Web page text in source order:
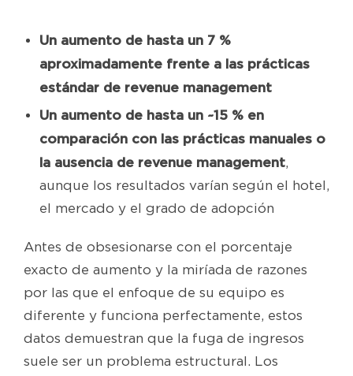
Un aumento de hasta un 7 %
aproximadamente frente a las prácticas
estándar de revenue management
Un aumento de hasta un ~15 % en
comparación con las prácticas manuales o
la ausencia de revenue management,
aunque los resultados varían según el hotel,
el mercado y el grado de adopción
Antes de obsesionarse con el porcentaje
exacto de aumento y la miríada de razones
por las que el enfoque de su equipo es
diferente y funciona perfectamente, estos
datos demuestran que la fuga de ingresos
suele ser un problema estructural. Los